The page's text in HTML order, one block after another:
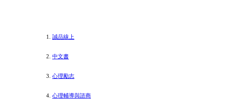
誠品線上
中文書
心理勵志
心理輔導與諮商